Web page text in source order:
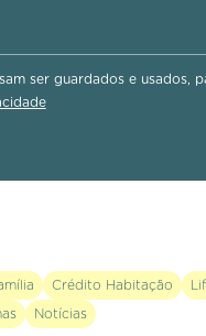
ser guardados e usados,
Crédito Habitação
Notícias